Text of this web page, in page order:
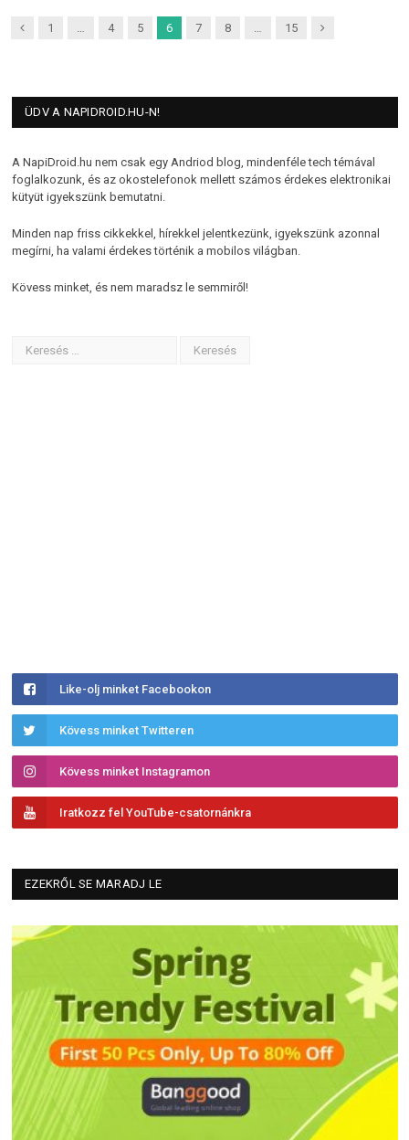
Previous
1 4 5 6 7 8 15 Next
ÜDV A NAPIDROID.HU-N!
A NapiDroid.hu nem csak egy Andriod blog, mindenféle tech témával
foglalkozunk, és az okostelefonok mellett számos érdekes elektronikai
kütyüt igyekszünk bemutatni.
Minden nap friss cikkekkel, hírekkel jelentkezünk, igyekszünk azonnal
megírni, ha valami érdekes történik a mobilos világban.
Kövess minket, és nem maradsz le semmiről!
Like-olj minket Facebookon
Kövess minket Twitteren
Kövess minket Instagramon
Iratkozz fel YouTube-csatornánkra
EZEKRŐL SE MARADJ LE